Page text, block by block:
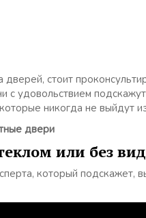
стоит
с удовольствием
никогда не выйдут
двери
или без
который подскажет,